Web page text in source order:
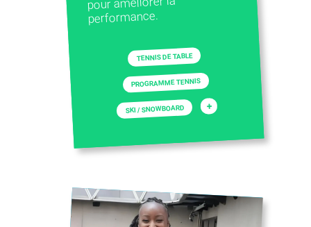
performance.
TENNIS DE TABLE
PROGRAMME TENNIS
SKI / SNOWBOARD +